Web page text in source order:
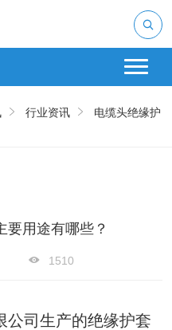
行业资讯
电缆头绝缘护
要用途有哪些？
1510
司生产的绝缘护套